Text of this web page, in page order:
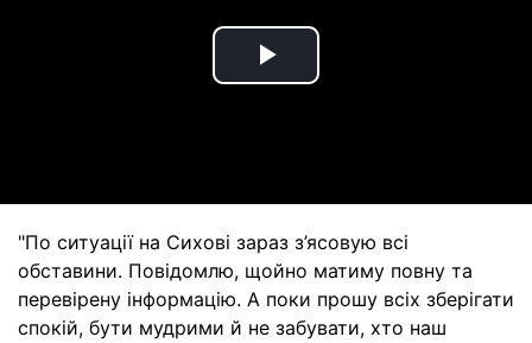
Play
"По ситуації на Сихові зараз з’ясовую всі
обставини. Повідомлю, щойно матиму повну та
перевірену інформацію. А поки прошу всіх зберігати
спокій, бути мудрими й не забувати, хто наш